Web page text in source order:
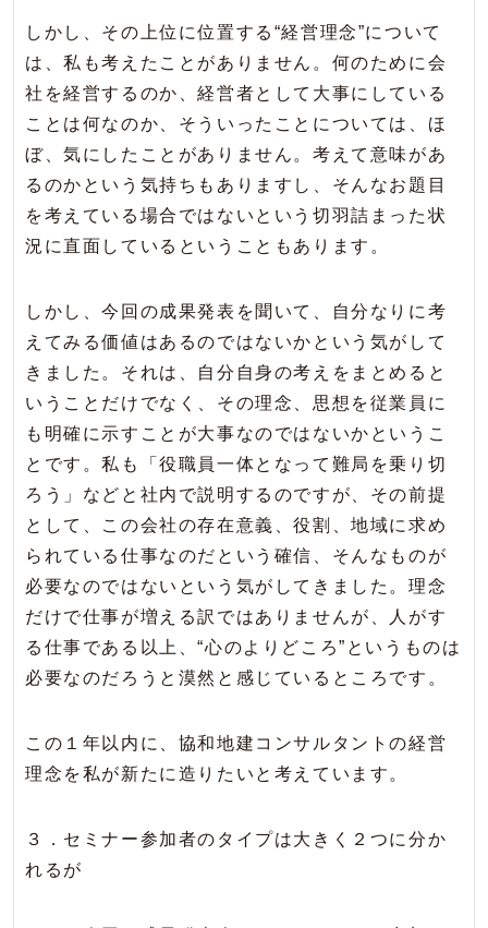
しかし、その上位に位置する“経営理念”について
は、私も考えたことがありません。何のために会
社を経営するのか、経営者として大事にしている
ことは何なのか、そういったことについては、ほ
ぼ、気にしたことがありません。考えて意味があ
るのかという気持ちもありますし、そんなお題目
を考えている場合ではないという切羽詰まった状
況に直面しているということもあります。
しかし、今回の成果発表を聞いて、自分なりに考
えてみる価値はあるのではないかという気がして
きました。それは、自分自身の考えをまとめると
いうことだけでなく、その理念、思想を従業員に
も明確に示すことが大事なのではないかというこ
とです。私も「役職員一体となって難局を乗り切
ろう」などと社内で説明するのですが、その前提
として、この会社の存在意義、役割、地域に求め
られている仕事なのだという確信、そんなものが
必要なのではないという気がしてきました。理念
だけで仕事が増える訳ではありませんが、人がす
る仕事である以上、“心のよりどころ”というものは
必要なのだろうと漠然と感じているところです。
この１年以内に、協和地建コンサルタントの経営
理念を私が新たに造りたいと考えています。
３．セミナー参加者のタイプは大きく２つに分か
れるが